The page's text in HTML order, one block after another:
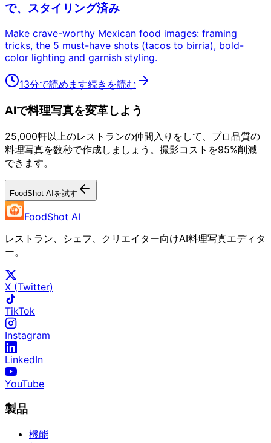
で、スタイリング済み
Make crave-worthy Mexican food images: framing
tricks, the 5 must-have shots (tacos to birria), bold-
color lighting and garnish styling.
13分で読めます続きを読む
AIで料理写真を変革しよう
25,000軒以上のレストランの仲間入りをして、プロ品質の
料理写真を数秒で作成しましょう。撮影コストを95%削減
できます。
FoodShot AIを試す
FoodShot AI
レストラン、シェフ、クリエイター向けAI料理写真エディタ
ー。
X (Twitter)
TikTok
Instagram
LinkedIn
YouTube
製品
機能